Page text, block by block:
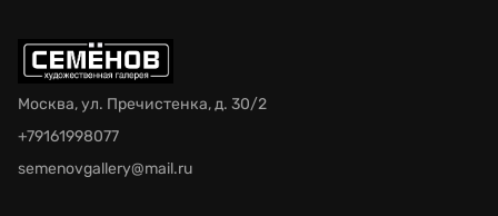
Москва, ул. Пречистенка, д. 30/2
+79161998077
semenovgallery@mail.ru